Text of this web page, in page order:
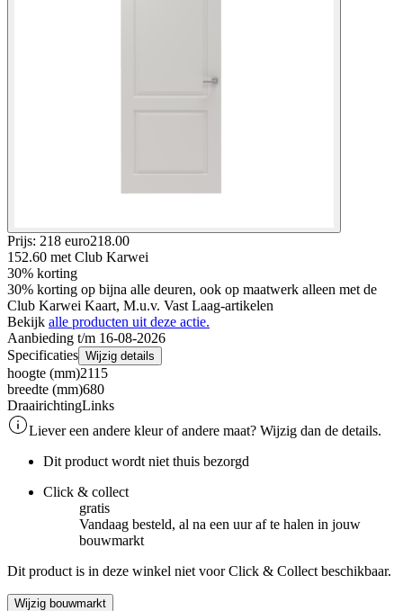
Prijs: 218 euro218.00
152.60 met Club Karwei
30% korting
30% korting op bijna alle deuren, ook op maatwerk alleen met de
Club Karwei Kaart, M.u.v. Vast Laag-artikelen
Bekijk alle producten uit deze actie.
Aanbieding t/m 16-08-2026
Specificaties Wijzig details
hoogte (mm)2115
breedte (mm)680
DraairichtingLinks
Liever een andere kleur of andere maat? Wijzig dan de details.
Dit product wordt niet thuis bezorgd
Click & collect
gratis
Vandaag besteld, al na een uur af te halen in jouw
bouwmarkt
Dit product is in deze winkel niet voor Click & Collect beschikbaar.
Wijzig bouwmarkt